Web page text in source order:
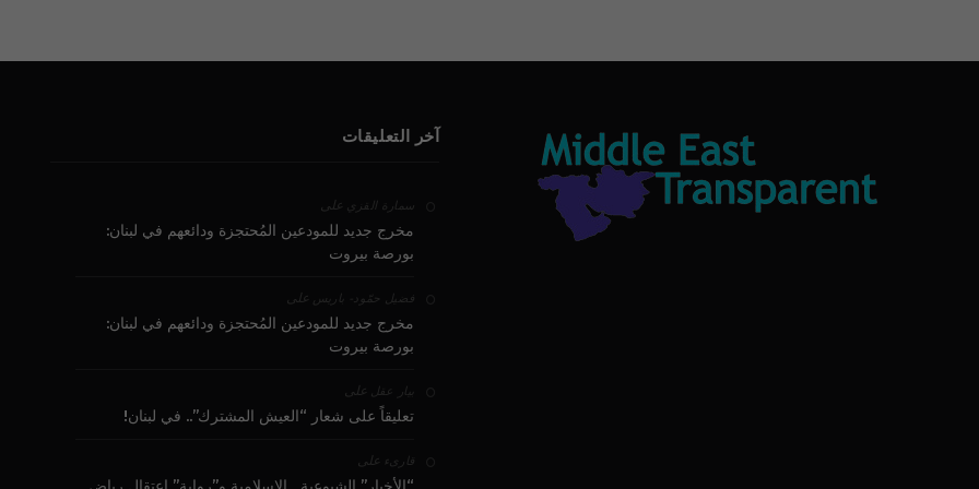
آخر التعليقات
سمارة القزي على
مخرج جديد للمودعين المُحتجزة ودائعهم في لبنان:
بورصة بيروت
فضيل حمّود - باريس على
مخرج جديد للمودعين المُحتجزة ودائعهم في لبنان:
بورصة بيروت
بيار عقل على
تعليقاً على شعار “العيش المشترك”.. في لبنان!
قارىء على